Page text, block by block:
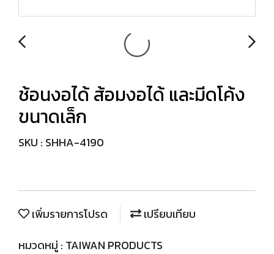
ช้อนงอได้ ส้อมงอได้ และมีดโค้ง
ขนาดเล็ก
SKU : SHHA-4190
เพิ่มรายการโปรด
เปรียบเทียบ
หมวดหมู่ : TAIWAN PRODUCTS